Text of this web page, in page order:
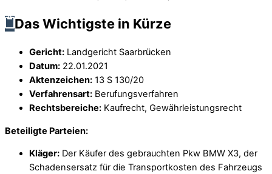
Das Wichtigste in Kürze
Gericht: Landgericht Saarbrücken
Datum: 22.01.2021
Aktenzeichen: 13 S 130/20
Verfahrensart: Berufungsverfahren
Rechtsbereiche: Kaufrecht, Gewährleistungsrecht
Beteiligte Parteien:
Kläger: Der Käufer des gebrauchten Pkw BMW X3, der
Schadensersatz für die Transportkosten des Fahrzeugs